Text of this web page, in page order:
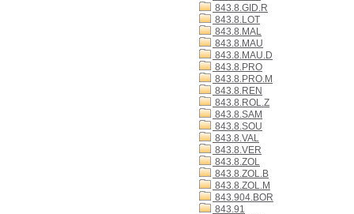
843.8.GID.R
843.8.LOT
843.8.MAL
843.8.MAU
843.8.MAU.D
843.8.PRO
843.8.PRO.M
843.8.REN
843.8.ROL.Z
843.8.SAM
843.8.SOU
843.8.VAL
843.8.VER
843.8.ZOL
843.8.ZOL.B
843.8.ZOL.M
843.904.BOR
843.91